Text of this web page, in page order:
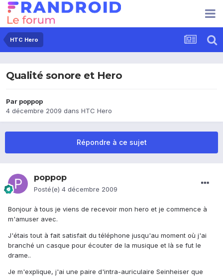
HTC Hero
Qualité sonore et Hero
Par poppop
4 décembre 2009 dans HTC Hero
Répondre à ce sujet
poppop
Posté(e) 4 décembre 2009
Bonjour à tous je viens de recevoir mon hero et je commence à
m'amuser avec.
J'étais tout à fait satisfait du téléphone jusqu'au moment où j'ai
branché un casque pour écouter de la musique et là se fut le
drame..
Je m'explique, j'ai une paire d'intra-auriculaire Seinheiser que